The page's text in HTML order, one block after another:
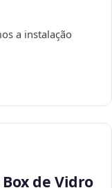
a instalação
de Vidro